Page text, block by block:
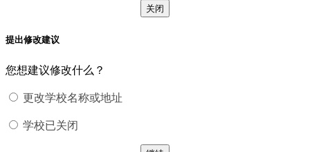
关闭
提出修改建议
您想建议修改什么？
更改学校名称或地址
学校已关闭